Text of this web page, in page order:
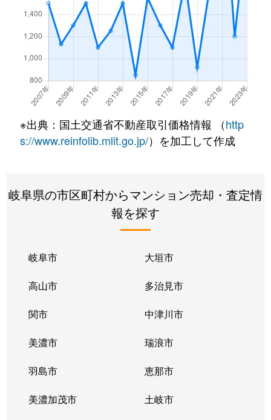
※出典：国土交通省不動産取引価格情報 （http
s://www.reinfolib.mlit.go.jp/）を加工して作成
岐阜県の市区町村からマンション売却・査定情
報を探す
岐阜市 大垣市
高山市 多治見市
関市 中津川市
美濃市 瑞浪市
羽島市 恵那市
美濃加茂市 土岐市